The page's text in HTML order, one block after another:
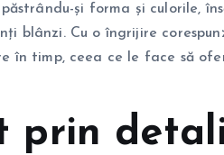
și forma și culorile,
blânzi. Cu o îngrijire
în timp, ceea ce le face să
prin